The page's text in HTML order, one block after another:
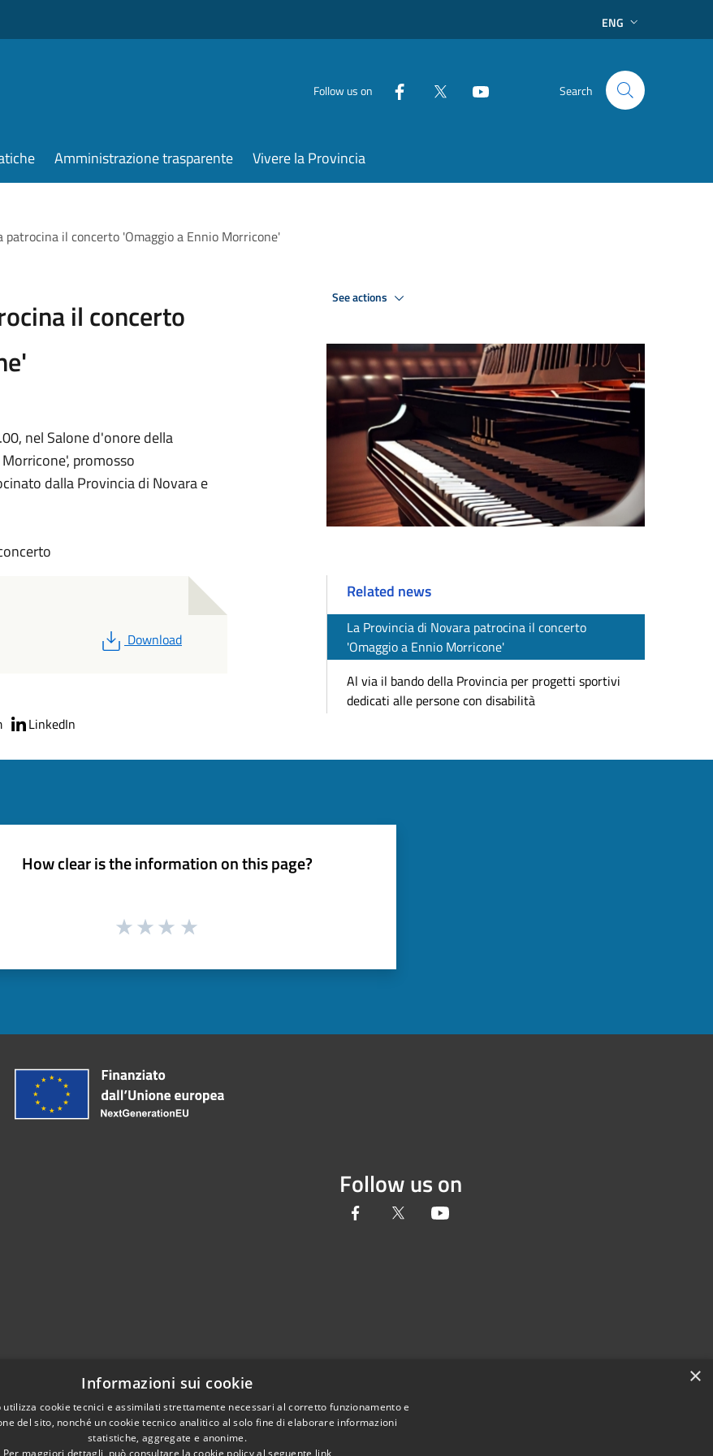
ENG
Follow us on Search
Amministrazione trasparente Vivere la Provincia
patrocina il concerto 'Omaggio a Ennio Morricone'
il concerto
nel Salone d'onore della
promosso
dalla Provincia di Novara e
PDF
Download
LinkedIn
See actions
Related news
La Provincia di Novara patrocina il concerto
'Omaggio a Ennio Morricone'
Al via il bando della Provincia per progetti sportivi
dedicati alle persone con disabilità
How clear is the information on this page?
Follow us on
Facebook Twitter
×
Informazioni sui cookie
utilizza cookie tecnici e assimilati strettamente necessari al corretto funzionamento e
del sito, nonché un cookie tecnico analitico al solo fine di elaborare informazioni
statistiche, aggregate e anonime.
Per maggiori dettagli, può consultare la cookie policy al seguente link